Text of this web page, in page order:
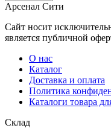
Арсенал Сити
Сайт носит
является публичной
О нас
Каталог
Доставка и оплата
Политика
Каталоги товара
Склад